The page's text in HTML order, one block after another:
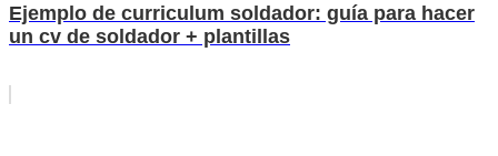
Ejemplo de curriculum soldador: guía para hacer
un cv de soldador + plantillas